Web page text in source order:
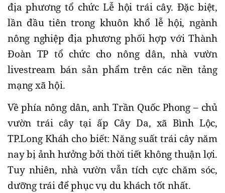
địa phương tổ chức Lễ hội trái cây. Đặc biệt,
lần đầu tiên trong khuôn khổ lễ hội, ngành
nông nghiệp địa phương phối hợp với Thành
Đoàn TP tổ chức cho nông dân, nhà vườn
livestream bán sản phẩm trên các nền tảng
mạng xã hội.
Về phía nông dân, anh Trần Quốc Phong – chủ
vườn trái cây tại ấp Cây Da, xã Bình Lộc,
TP.Long Kháh cho biết: Năng suất trái cây năm
nay bị ảnh hưởng bởi thời tiết không thuận lợi.
Tuy nhiên, nhà vườn vẫn tích cực chăm sóc,
dưỡng trái để phục vụ du khách tốt nhất.